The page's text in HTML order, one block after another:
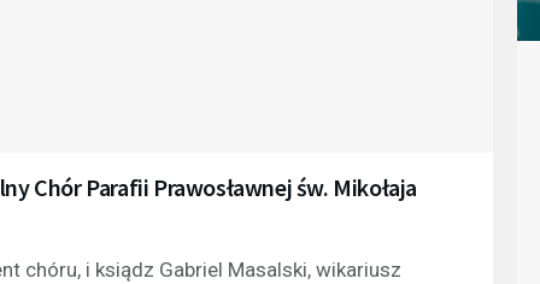
Chór Parafii Prawosławnej św. Mikołaja
chóru, i ksiądz Gabriel Masalski, wikariusz